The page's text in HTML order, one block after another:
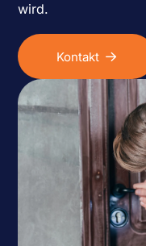
wird.
Kontakt